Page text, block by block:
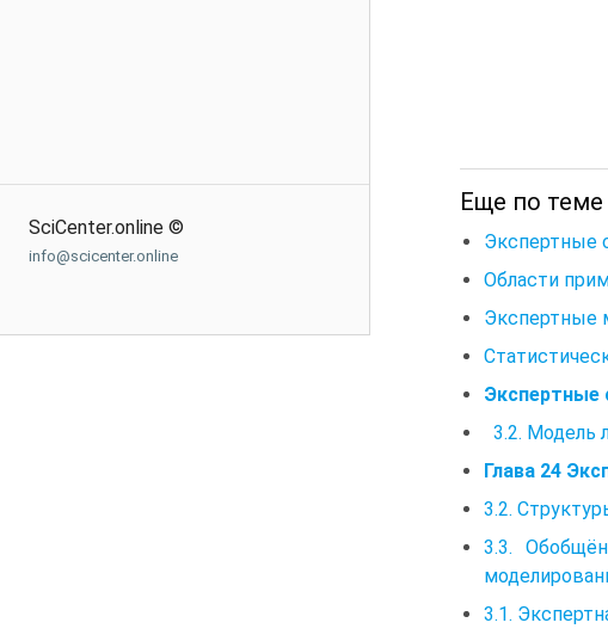
SciCenter.online ©
info@scicenter.online
Еще по
Экспертные
Области
Экспертные
Экспертные
3.2. Модель
Глава 24
3.2.
3.3.
3.1.